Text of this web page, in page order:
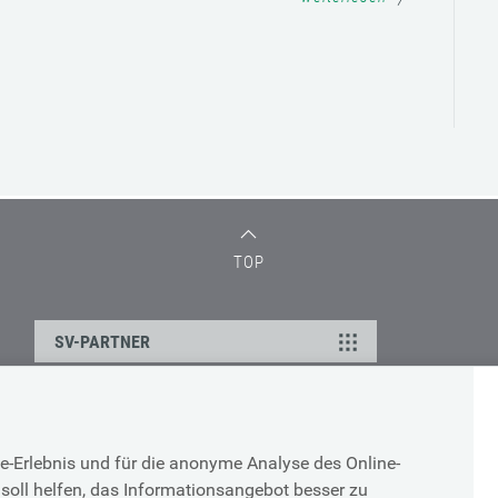
Erlebnis und für die anonyme Analyse des Online-
helfen, das Informationsangebot besser zu
TOP
SV-PARTNER
Cookie-Erklärung